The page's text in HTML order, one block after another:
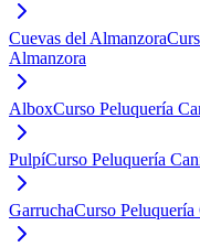
Cuevas del Almanzora
Almanzora
AlboxCurso Peluquería
PulpíCurso Peluquería
GarruchaCurso